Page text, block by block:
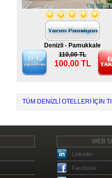
Denizli - Pamukkale
110,00 TL
100,00 TL
TÜM DENIZLI OTELLERI IÇIN
WEB
Linkedin
Facebook